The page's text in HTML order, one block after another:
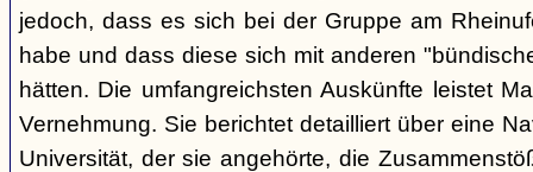
jedoch, dass es sich bei der Gruppe am
habe und dass diese sich mit anderen
hätten. Die umfangreichsten Auskünfte leistet
Vernehmung. Sie berichtet detailliert über eine
Universität, der sie angehörte, die